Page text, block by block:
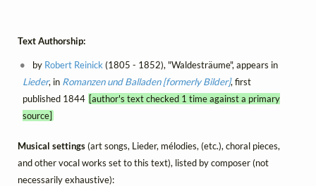
Text Authorship:
by Robert Reinick(1805 - 1852), "Waldesträume", appears in
Lieder, in Romanzen und Balladen [formerly Bilder], first
published 1844 [author's text checked 1 time against a primary
source]
Musical settings(art songs, Lieder, mélodies, (etc.), choral pieces,
and other vocal works set to this text), listed by composer (not
necessarily exhaustive):